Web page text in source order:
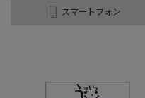
スマートフォン